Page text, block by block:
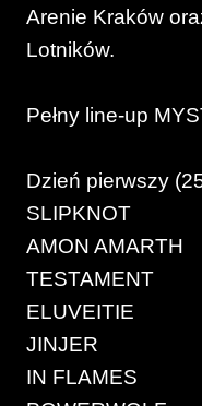
Arenie Kraków
Lotników.
Pełny line-up
Dzień pierwszy
SLIPKNOT
AMON AMARTH
TESTAMENT
ELUVEITIE
JINJER
IN FLAMES